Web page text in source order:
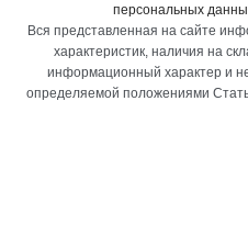
персональных
Вся представленная на сайте
характеристик, наличия на
информационный характер и
определяемой положениями